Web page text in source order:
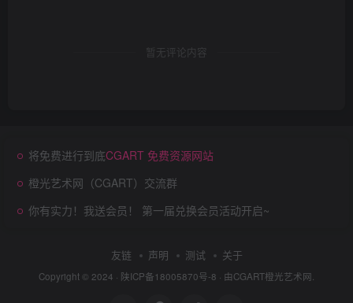
暂无评论内容
将免费进行到底CGART 免费资源网站
橙光艺术网（CGART）交流群
你有实力！我送会员！ 第一届兑换会员活动开启~
友链 声明 测试 关于
Copyright © 2024 · 陕ICP备18005870号-8 · 由CGART橙光艺术网.